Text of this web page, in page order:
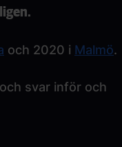
och 2020 i Malmö.
svar inför och